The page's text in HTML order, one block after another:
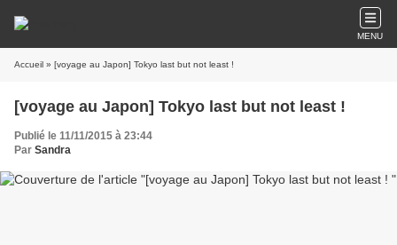
MENU
Accueil » [voyage au Japon] Tokyo last but not least !
[voyage au Japon] Tokyo last but not least !
Publié le 11/11/2015 à 23:44
Par Sandra